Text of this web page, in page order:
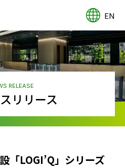
EN
RELEASE
リリース
「LOGI’Q」シリーズ